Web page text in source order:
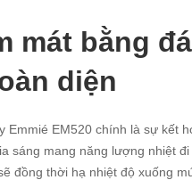
mát bằng
diện
Emmié EM520 chính là sự kết
sáng mang năng lượng nhiệt
đồng thời hạ nhiệt độ xuống